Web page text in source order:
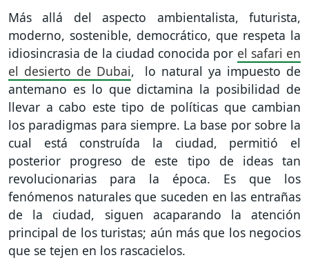
Más allá del aspecto ambientalista, futurista,
moderno, sostenible, democrático, que respeta la
idiosincrasia de la ciudad conocida por el safari en
el desierto de Dubai, lo natural ya impuesto de
antemano es lo que dictamina la posibilidad de
llevar a cabo este tipo de políticas que cambian
los paradigmas para siempre. La base por sobre la
cual está construída la ciudad, permitió el
posterior progreso de este tipo de ideas tan
revolucionarias para la época. Es que los
fenómenos naturales que suceden en las entrañas
de la ciudad, siguen acaparando la atención
principal de los turistas; aún más que los negocios
que se tejen en los rascacielos.